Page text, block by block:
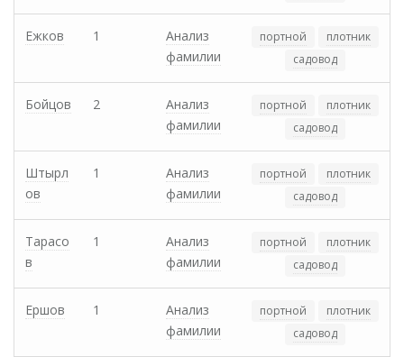
Ежков 1
Анализ
фамилии
портной
плотник
садовод
Бойцов 2
Анализ
фамилии
портной
плотник
садовод
Штырл
ов
1
Анализ
фамилии
портной
плотник
садовод
Тарасо
в
1
Анализ
фамилии
портной
плотник
садовод
Ершов 1
Анализ
фамилии
портной
плотник
садовод